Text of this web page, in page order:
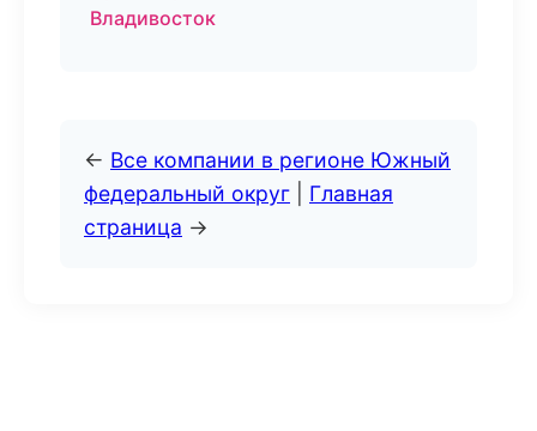
Владивосток
← Все компании в регионе Южный
федеральный округ
Главная
страница →